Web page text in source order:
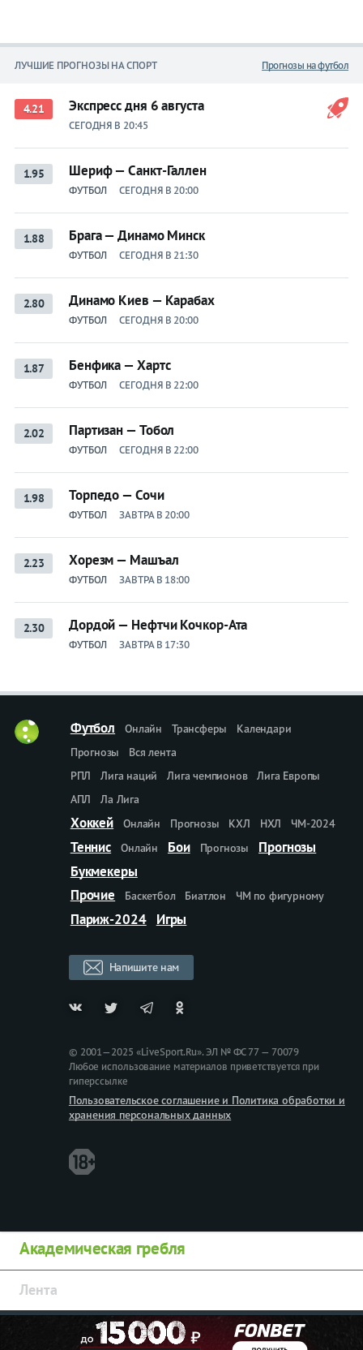
ЛУЧШИЕ ПРОГНОЗЫ НА СПОРТ Прогнозы на футбол
4.21 Экспресс дня 6 августа
СЕГОДНЯ В 20:45
1.95 Шериф — Санкт-Галлен
ФУТБОЛ СЕГОДНЯ В 20:00
1.88 Брага — Динамо Минск
ФУТБОЛ СЕГОДНЯ В 21:30
2.80 Динамо Киев — Карабах
ФУТБОЛ СЕГОДНЯ В 20:00
1.87 Бенфика — Хартс
ФУТБОЛ СЕГОДНЯ В 22:00
2.02 Партизан — Тобол
ФУТБОЛ СЕГОДНЯ В 22:00
1.98 Торпедо — Сочи
ФУТБОЛ ЗАВТРА В 20:00
2.23 Хорезм — Машъал
ФУТБОЛ ЗАВТРА В 18:00
2.30 Дордой — Нефтчи Кочкор-Ата
ФУТБОЛ ЗАВТРА В 17:30
Футбол Онлайн Трансферы
Календари
Прогнозы
Вся лента
РПЛ
Лига наций Лига чемпионов
Лига Европы
АПЛ
Ла Лига
Хоккей Онлайн Прогнозы КХЛ НХЛ ЧМ-2024
Теннис Онлайн Бои Прогнозы
Прогнозы
Букмекеры
Прочие
Баскетбол Биатлон ЧМ по фигурному
Париж-2024 Игры
Напишите нам
© 2001—2025 «LiveSport.Ru». ЭЛ № ФС 77 — 70079
Любое использование материалов приветствуется при
гиперссылке
Пользовательское соглашение и Политика обработки и
хранения персональных данных
Академическая гребля
Лента